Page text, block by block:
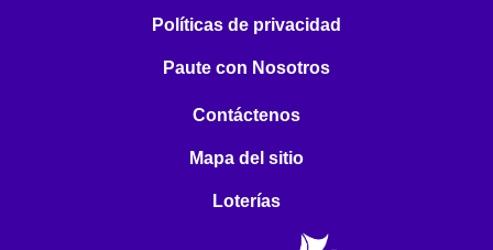
Políticas de privacidad
Paute con Nosotros
Contáctenos
Mapa del sitio
Loterías